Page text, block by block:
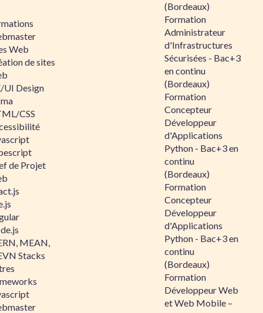
Web
de sites
UI Design
CSS
de Projet
MEAN,
Stacks
(Bordeaux)
Formation
Administrateur
d'Infrastructures
Sécurisées - Bac+3
en continu
(Bordeaux)
Formation
Concepteur
Développeur
d'Applications
Python - Bac+3 en
continu
(Bordeaux)
Formation
Concepteur
Développeur
d'Applications
Python - Bac+3 en
continu
(Bordeaux)
Formation
Développeur Web
et Web Mobile –